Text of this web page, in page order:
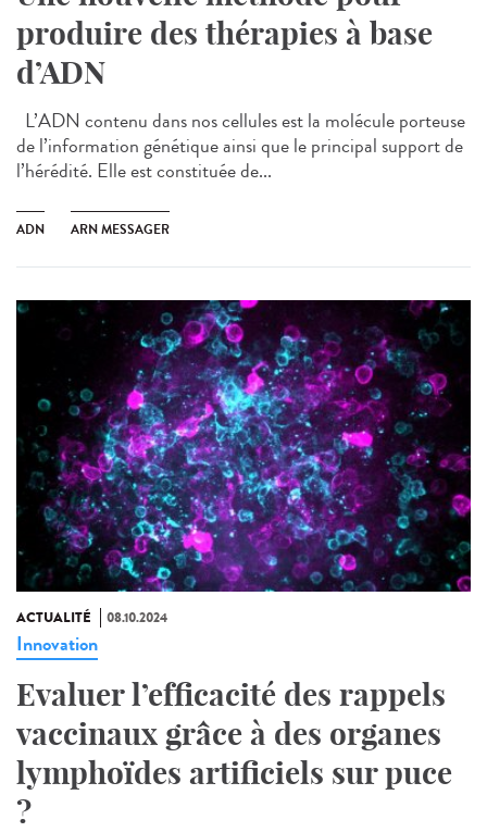
produire des thérapies à base
d’ADN
L’ADN contenu dans nos cellules est la molécule porteuse
de l’information génétique ainsi que le principal support de
l’hérédité. Elle est constituée de...
ADN ARN MESSAGER
ACTUALITÉ 08.10.2024
Innovation
Evaluer l’efficacité des rappels
vaccinaux grâce à des organes
lymphoïdes artificiels sur puce
?